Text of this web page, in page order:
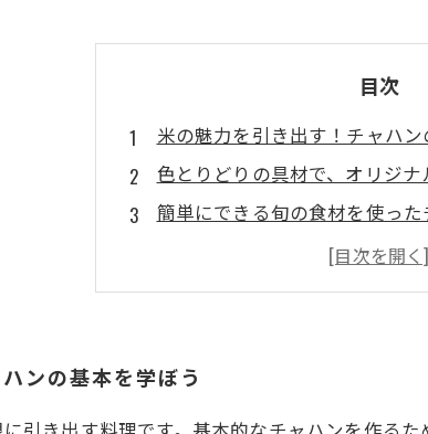
目次
米の魅力を引き出す！チャハ
色とりどりの具材で、オリジ
簡単にできる旬の食材を使っ
特別なおもてなしに最適！豪華
米の風味を最大限に引き出す
自宅で簡単に楽しめる、チャハ
ンの基本を学ぼう